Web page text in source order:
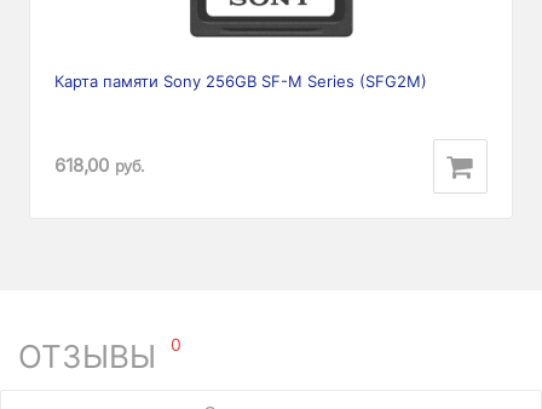
Карта памяти Sony 256GB SF-M Series (SFG2M)
618,00 руб.
ОТЗЫВЫ 0